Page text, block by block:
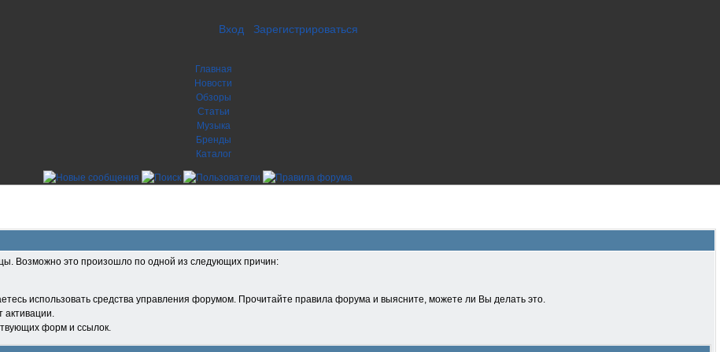
Вход Зарегистрироваться
Главная
Новости
Обзоры
Статьи
Музыка
Бренды
Каталог
Возможно это произошло по одной из следующих причин:
использовать средства управления форумом. Прочитайте правила форума и выясните, можете ли Вы делать это.
активации.
форм и ссылок.